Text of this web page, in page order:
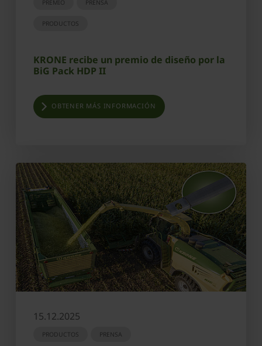
PREMIO PRENSA
PRODUCTOS
KRONE recibe un premio de diseño por la
BiG Pack HDP II
OBTENER MÁS INFORMACIÓN
15.12.2025
PRODUCTOS PRENSA